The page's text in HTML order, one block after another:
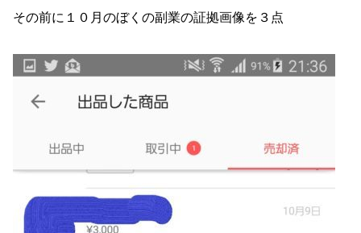
その前に１０月のぼくの副業の証拠画像を３点